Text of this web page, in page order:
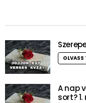
OLVASS
A nap
sort? 1.